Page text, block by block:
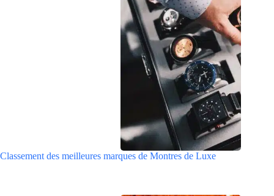
Classement des meilleures marques de Montres de Luxe